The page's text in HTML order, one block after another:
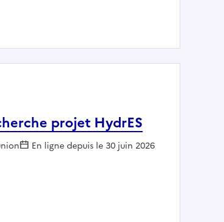
projet HydrES
En ligne depuis le 30 juin 2026
projet HydrES